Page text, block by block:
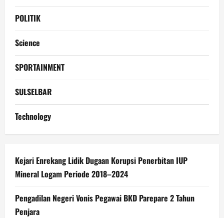
POLITIK
Science
SPORTAINMENT
SULSELBAR
Technology
Kejari Enrekang Lidik Dugaan Korupsi Penerbitan IUP
Mineral Logam Periode 2018–2024
Pengadilan Negeri Vonis Pegawai BKD Parepare 2 Tahun
Penjara